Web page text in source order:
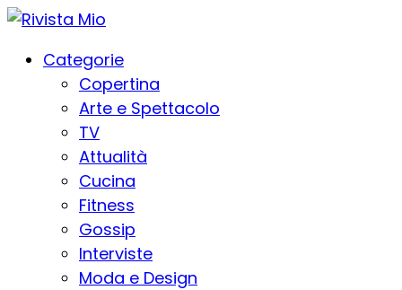
Categorie
Copertina
Arte e Spettacolo
TV
Attualità
Cucina
Fitness
Gossip
Interviste
Moda e Design